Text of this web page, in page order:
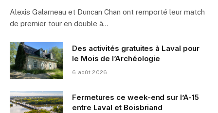
Alexis Galarneau et Duncan Chan ont remporté leur match
de premier tour en double à…
Des activités gratuites à Laval pour
le Mois de l’Archéologie
6 août 2026
Fermetures ce week-end sur l’A-15
entre Laval et Boisbriand